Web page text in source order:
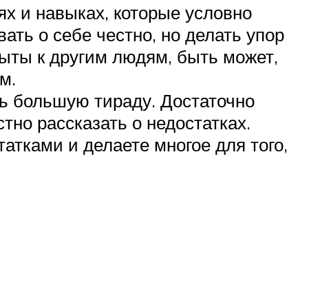
и навыках, которые условно
о себе честно, но делать упор
к другим людям, быть может,
большую тираду. Достаточно
рассказать о недостатках.
и делаете многое для того,